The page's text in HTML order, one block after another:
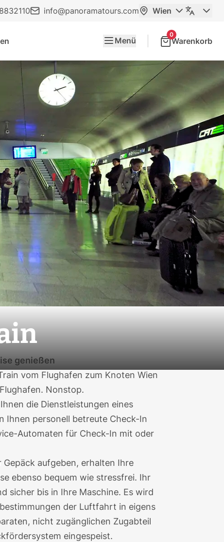
info@panoramatours.com Wien
Menü
0
Warenkorb
genießen
vom Flughafen zum Knoten Wien
Nonstop.
die Dienstleistungen eines
Ihnen personell betreute Check-In
Automaten für Check-In mit oder
aufgeben, erhalten Ihre
ebenso bequem wie stressfrei. Ihr
sicher bis in Ihre Maschine. Es wird
der Luftfahrt in eigens
nicht zugänglichen Zugabteil
eingespeist.